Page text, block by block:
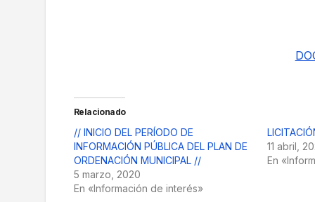
Relacionado
// INICIO DEL PERÍODO DE
INFORMACIÓN PÚBLICA DEL PLAN DE
ORDENACIÓN MUNICIPAL //
5 marzo, 2020
En «Información de interés»
11 abril,
En